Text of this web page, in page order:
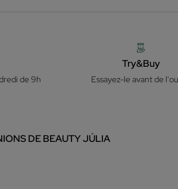
de 9h
Try&Buy
Essayez-le avant de
DE BEAUTY JÚLIA